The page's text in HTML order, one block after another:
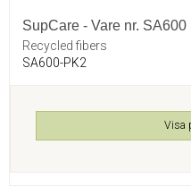
SupCare - Vare nr. SA600
Recycled fibers
SA600-PK2
Visa